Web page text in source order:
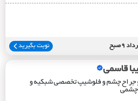
نوبت بگیرید
قاسمی
چشم و فلوشیپ تخصصی شبکیه و
چشمی